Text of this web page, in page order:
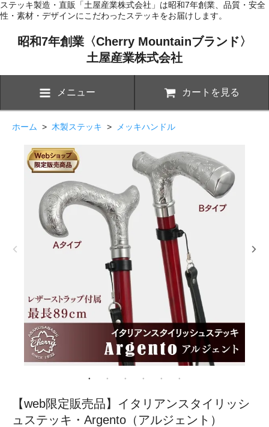
ステッキ製造・直販「土屋産業株式会社」は昭和7年創業、品質・安全
性・素材・デザインにこだわったステッキをお届けします。
昭和7年創業〈Cherry Mountainブランド〉
土屋産業株式会社
メニュー カートを見る
ホーム > 木製ステッキ > メッキハンドル
【web限定販売品】イタリアンスタイリッシ
ュステッキ・Argento（アルジェント）